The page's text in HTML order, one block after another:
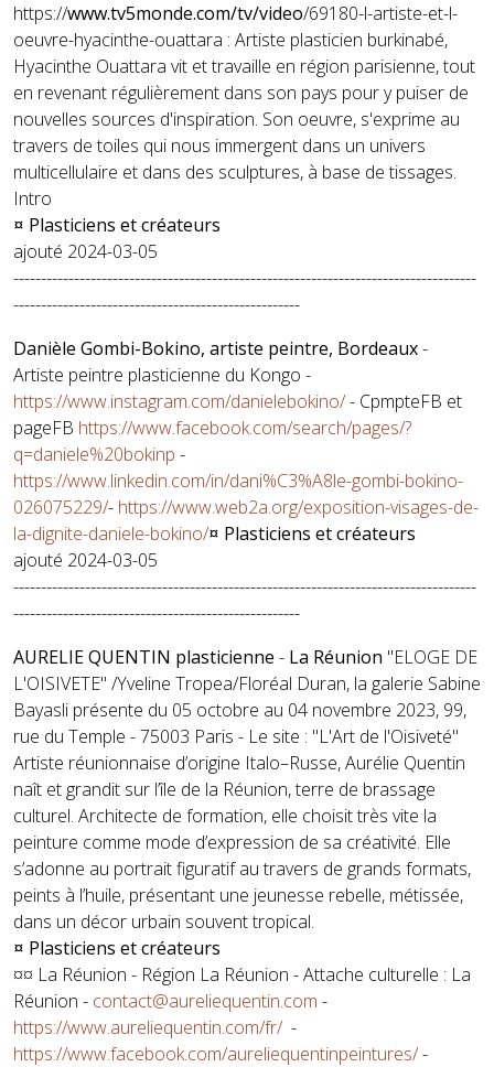
https://www.tv5monde.com/tv/video/69180-l-artiste-et-l-
oeuvre-hyacinthe-ouattara : Artiste plasticien burkinabé,
Hyacinthe Ouattara vit et travaille en région parisienne, tout
en revenant régulièrement dans son pays pour y puiser de
nouvelles sources d'inspiration. Son oeuvre, s'exprime au
travers de toiles qui nous immergent dans un univers
multicellulaire et dans des sculptures, à base de tissages.
Intro
¤ Plasticiens et créateurs
ajouté 2024-03-05
------------------------------------------------------------------------------------
----------------------------------------------------
Danièle Gombi-Bokino, artiste peintre, Bordeaux-
Artiste peintre plasticienne du Kongo -
https://www.instagram.com/danielebokino/- CpmpteFB et
pageFB https://www.facebook.com/search/pages/?
q=daniele%20bokinp -
https://www.linkedin.com/in/dani%C3%A8le-gombi-bokino-
026075229/- https://www.web2a.org/exposition-visages-de-
la-dignite-daniele-bokino/¤ Plasticiens et créateurs
ajouté 2024-03-05
------------------------------------------------------------------------------------
----------------------------------------------------
AURELIE QUENTIN plasticienne - La Réunion "ELOGE DE
L'OISIVETE" /Yveline Tropea/Floréal Duran, la galerie Sabine
Bayasli présente du 05 octobre au 04 novembre 2023, 99,
rue du Temple - 75003 Paris - Le site : "L'Art de l'Oisiveté"
Artiste réunionnaise d’origine Italo–Russe, Aurélie Quentin
naît et grandit sur l’île de la Réunion, terre de brassage
culturel. Architecte de formation, elle choisit très vite la
peinture comme mode d’expression de sa créativité. Elle
s’adonne au portrait figuratif au travers de grands formats,
peints à l’huile, présentant une jeunesse rebelle, métissée,
dans un décor urbain souvent tropical.
¤ Plasticiens et créateurs
¤¤ La Réunion - Région La Réunion - Attache culturelle : La
Réunion - contact@aureliequentin.com -
https://www.aureliequentin.com/fr/ -
https://www.facebook.com/aureliequentinpeintures/-